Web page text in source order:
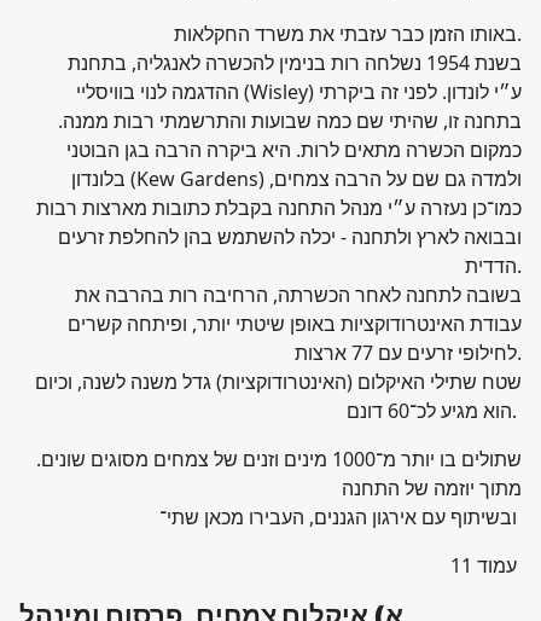
באותו הזמן כבר עזבתי את משרד החקלאות.
בשנת 1954 נשלחה רות בנימין להכשרה לאנגליה, בתחנת
ההדגמה לנוי בוויסליי (Wisley) ע״י לונדון. לפני זה ביקרתי
בתחנה זו, שהיתי שם כמה שבועות והתרשמתי רבות ממנה.
כמקום הכשרה מתאים לרות. היא ביקרה הרבה בגן הבוטני
בלונדון (Kew Gardens) ולמדה גם שם על הרבה צמחים,
כמו־כן נעזרה ע״י מנהל התחנה בקבלת כתובות מארצות רבות
ובבואה לארץ ולתחנה - יכלה להשתמש בהן להחלפת זרעים
הדדית.
בשובה לתחנה לאחר הכשרתה, הרחיבה רות בהרבה את
עבודת האינטרודוקציות באופן שיטתי יותר, ופיתחה קשרים
לחילופי זרעים עם 77 ארצות.
שטח שתילי האיקלום (האינטרודוקציות) גדל משנה לשנה, וכיום
הוא מגיע לכ־60 דונם.
שתולים בו יותר מ־1000 מינים וזנים של צמחים מסוגים שונים.
מתוך יוזמה של התחנה